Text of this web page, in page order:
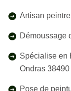
Artisan
Démoussage
Spécialise en
Ondras 38490
Pose de